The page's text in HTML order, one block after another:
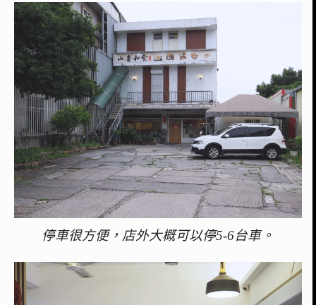
停車很方便，店外大概可以停5-6台車。